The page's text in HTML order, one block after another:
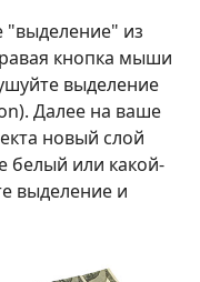
"выделение" из
кнопка мыши
выделение
Далее на ваше
новый слой
белый или какой-
выделение и